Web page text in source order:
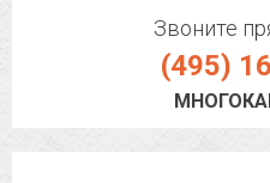
Звоните
(495)